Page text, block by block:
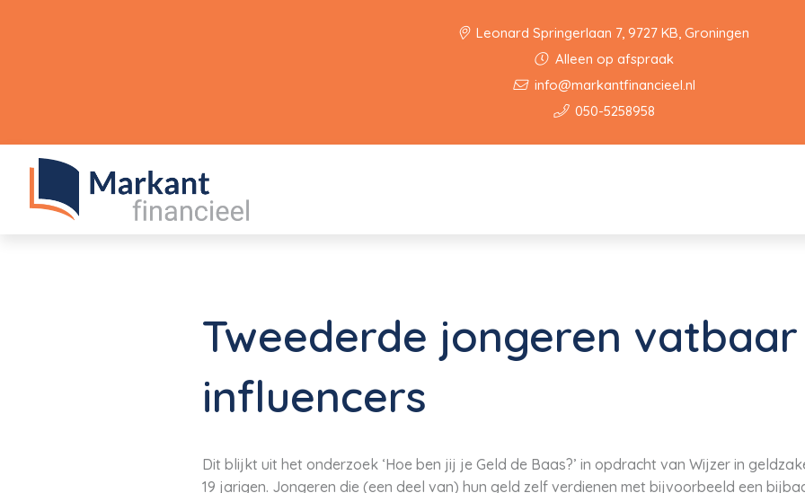
Leonard Springerlaan 7, 9727 KB, Groningen
Alleen op afspraak
info@markantfinancieel.nl
050-5258958
Tweederde jongeren
influencers
Dit blijkt uit het onderzoek ‘Hoe ben jij je Geld de Baas?’ in opdracht van Wijzer in
19 jarigen. Jongeren die (een deel van) hun geld zelf verdienen met bijvoorbeeld een